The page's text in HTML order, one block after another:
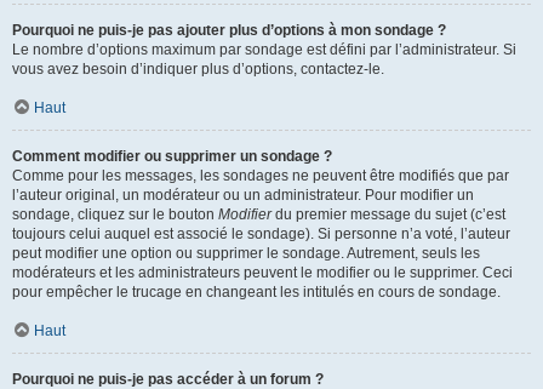
Pourquoi ne puis-je pas ajouter plus d’options à mon sondage ?
Le nombre d’options maximum par sondage est défini par l’administrateur. Si
vous avez besoin d’indiquer plus d’options, contactez-le.
Haut
Comment modifier ou supprimer un sondage ?
Comme pour les messages, les sondages ne peuvent être modifiés que par
l’auteur original, un modérateur ou un administrateur. Pour modifier un
sondage, cliquez sur le bouton Modifierdu premier message du sujet (c’est
toujours celui auquel est associé le sondage). Si personne n’a voté, l’auteur
peut modifier une option ou supprimer le sondage. Autrement, seuls les
modérateurs et les administrateurs peuvent le modifier ou le supprimer. Ceci
pour empêcher le trucage en changeant les intitulés en cours de sondage.
Haut
Pourquoi ne puis-je pas accéder à un forum ?